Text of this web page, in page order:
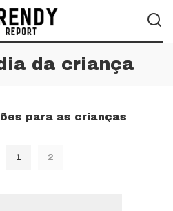
da criança
para as crianças
1 2